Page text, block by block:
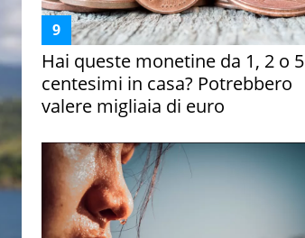
Hai queste monetine da 1, 2 o 5
centesimi in casa? Potrebbero
valere migliaia di euro